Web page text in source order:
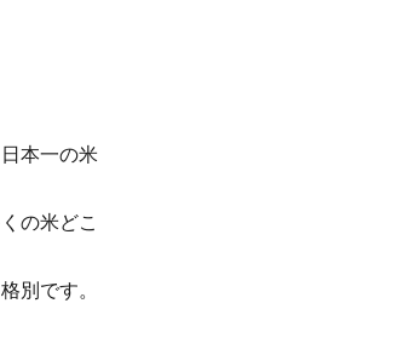
本一の米
の米どこ
別です。